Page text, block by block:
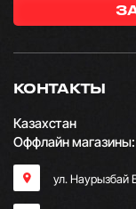
КОНТАКТЫ
Казахстан
Оффлайн магазины:
ул. Наурызбай